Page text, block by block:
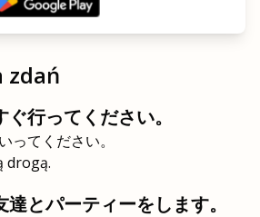
zdań
行ってください。
ってください。
drogą.
とパーティーをします。